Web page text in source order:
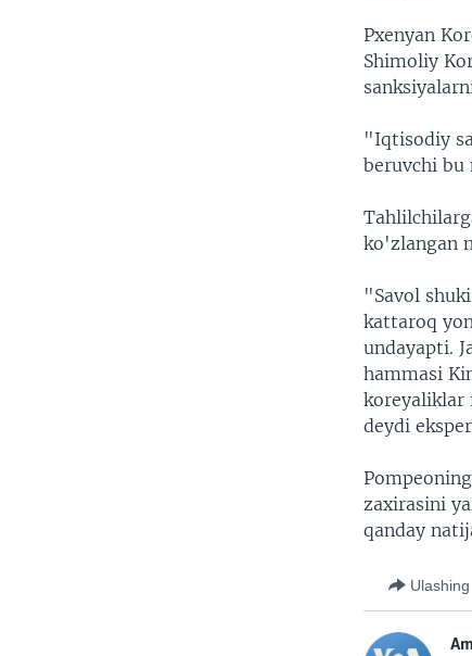
Pxenyan
Shimoliy
"Iqtisodiy
beruvchi bu
ko'zlangan
"Savol
kattaroq
undayapti.
hammasi
koreyaliklar
deydi
zaxirasini
qanday
Ulashing